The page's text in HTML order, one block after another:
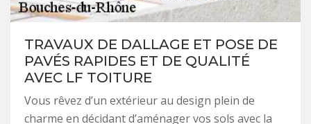
TRAVAUX DE DALLAGE ET POSE DE
PAVÉS RAPIDES ET DE QUALITÉ
AVEC LF TOITURE
Vous rêvez d’un extérieur au design plein de
charme en décidant d’aménager vos sols avec la